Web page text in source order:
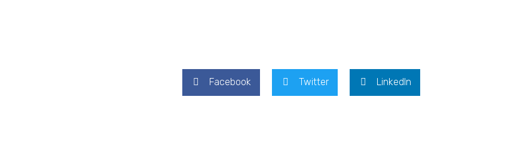
Facebook Twitter LinkedIn